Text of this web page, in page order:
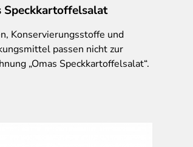
Speckkartoffelsalat
Konservierungsstoffe und
passen nicht zur
„Omas Speckkartoffelsalat“.